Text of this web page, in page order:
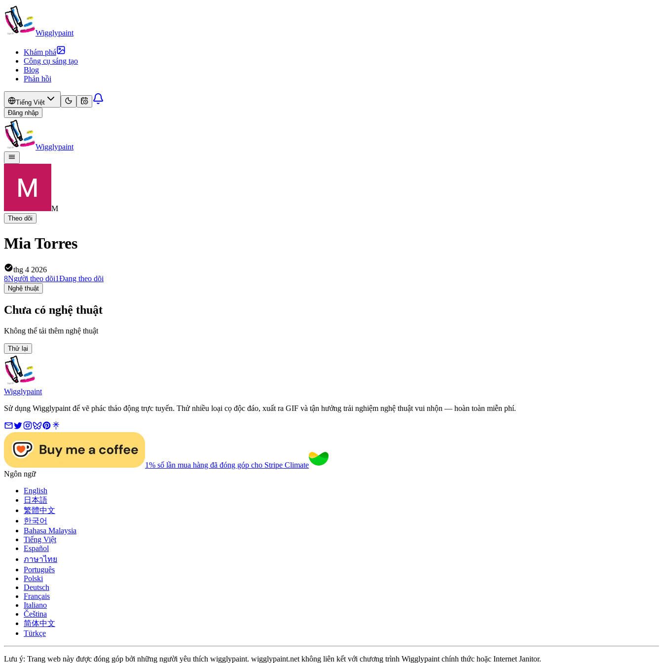
Wigglypaint
Khám phá
Công cụ sáng tạo
Blog
Phản hồi
Tiếng Việt
Đăng nhập
Wigglypaint
M
Theo dõi
Mia Torres
thg 4 2026
8Người theo dõi1Đang theo dõi
Nghệ thuật
Chưa có nghệ thuật
Không thể tải thêm nghệ thuật
Thử lại
Wigglypaint
Sử dụng Wigglypaint để vẽ phác thảo động trực tuyến. Thử nhiều loại cọ độc đáo, xuất ra GIF và tận hưởng trải nghiệm nghệ thuật vui nhộn — hoàn toàn miễn phí.
1% số lần mua hàng đã đóng góp cho Stripe Climate
Ngôn ngữ
English
日本語
繁體中文
한국어
Bahasa Malaysia
Tiếng Việt
Español
ภาษาไทย
Português
Polski
Deutsch
Français
Italiano
Čeština
简体中文
Türkçe
Lưu ý: Trang web này được đóng góp bởi những người yêu thích wigglypaint. wigglypaint.net không liên kết với chương trình Wigglypaint chính thức hoặc Internet Janitor.